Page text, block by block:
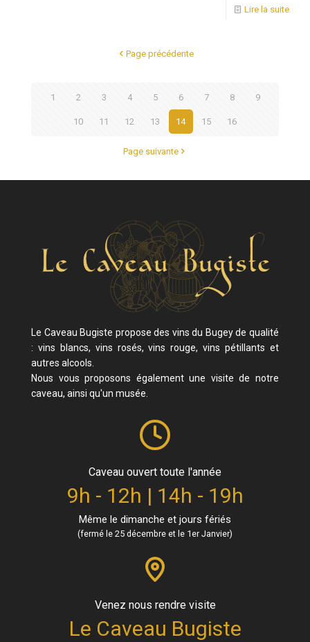
Lire la suite
Page précédente
1 2 3 4 5 6 7 8 9
10 11 12 13 14 15 16
Page suivante
Le Caveau Bugiste propose des vins du Bugey de qualité
: vins blancs, vins rosés, vins rouge, vins pétillants et
autres alcools.
Nous vous proposons également une visite de notre
caveau, ainsi qu'un musée.
Caveau ouvert toute l'année
9h - 12h | 14h - 19h
Même le dimanche et jours fériés
(fermé le 25 décembre et le 1er Janvier)
Venez nous rendre visite
Le Caveau Bugiste